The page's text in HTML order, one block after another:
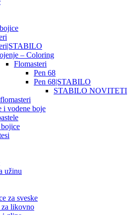
– Coloring
Flomasteri
Pen 68
Pen 68|STABILO
STABILO NOVITETI
i vodene boje
bojice
užinu
za sveske
za likovno